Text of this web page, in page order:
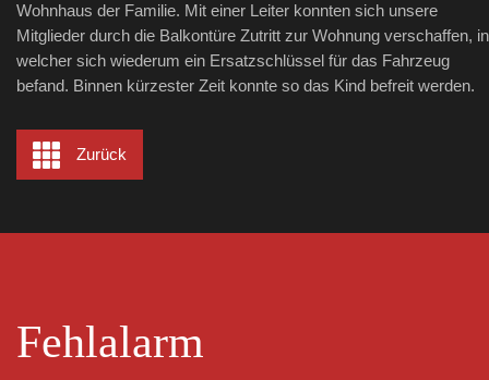
Wohnhaus der Familie. Mit einer Leiter konnten sich unsere
Mitglieder durch die Balkontüre Zutritt zur Wohnung verschaffen, in
welcher sich wiederum ein Ersatzschlüssel für das Fahrzeug
befand. Binnen kürzester Zeit konnte so das Kind befreit werden.
Zurück
Fehlalarm